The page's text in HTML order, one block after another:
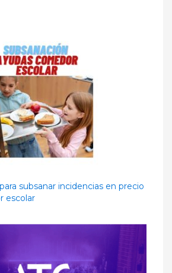
subsanar incidencias en precio
escolar